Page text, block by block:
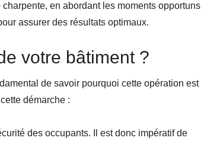
en abordant les moments opportuns
assurer des résultats optimaux.
votre bâtiment ?
de savoir pourquoi cette opération est
démarche :
des occupants. Il est donc impératif de